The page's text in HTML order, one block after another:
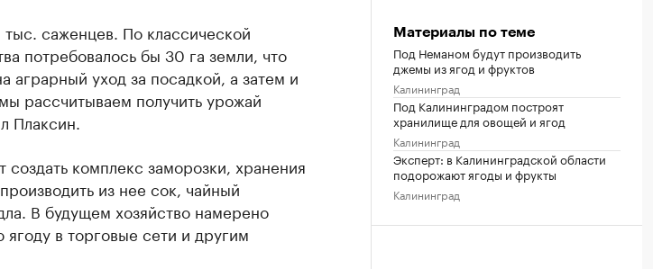
саженцев. По классической
потребовалось бы 30 га земли, что
аграрный уход за посадкой, а затем и
рассчитываем получить урожай
Плаксин.
создать комплекс заморозки, хранения
из нее сок, чайный
В будущем хозяйство намерено
ягоду в торговые сети и другим
Материалы по теме
Под Неманом будут производить
джемы из ягод и фруктов
Калининград
Под Калининградом построят
хранилище для овощей и ягод
Калининград
Эксперт: в Калининградской области
подорожают ягоды и фрукты
Калининград